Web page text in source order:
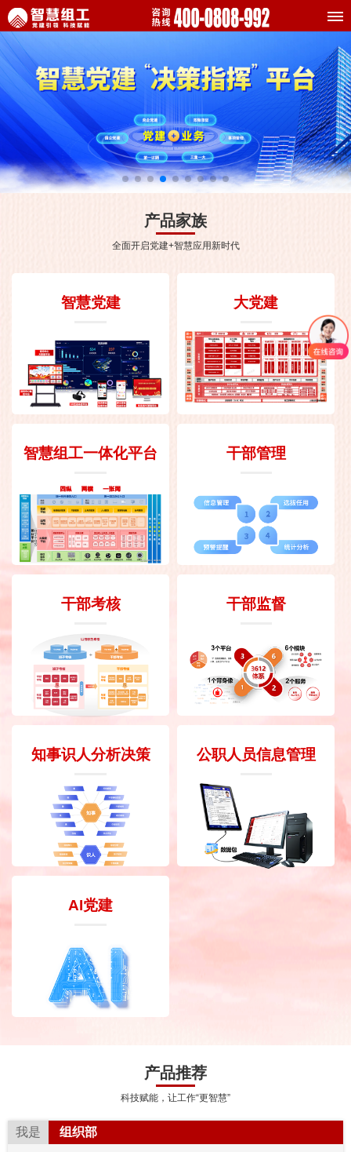
产品家族
全面开启党建+智慧应用新时代
智慧党建 大党建
智慧组工一体化平台 干部管理
干部考核 干部监督
知事识人分析决策 公职人员信息管理
AI党建
产品推荐
科技赋能，让工作“更智慧”
我是 组织部